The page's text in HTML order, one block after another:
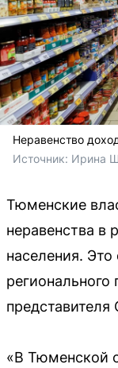
Неравенство
Источник: Ирина
Тюменские
неравенства в
населения. Это
регионального
«В Тюменской